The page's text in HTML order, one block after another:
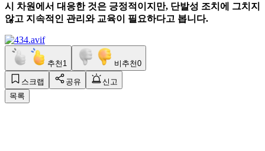
시 차원에서 대응한 것은 긍정적이지만, 단발성 조치에 그치지
않고 지속적인 관리와 교육이 필요하다고 봅니다.
추천 1 비추천0
스크랩 공유
신고
목록